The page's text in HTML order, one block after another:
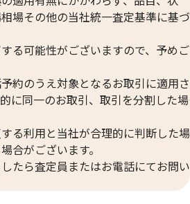
参考買取価格
場その他の当社統一査定基準に基づ
る可能性がございますので、予めご
約のうえ対象となるお取引に適用さ
に同一のお取引、取引を分割した場
る利用と当社が合理的に判断した場
合がございます。
たら査定員またはお電話にてお問い